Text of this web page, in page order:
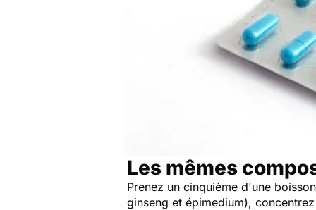
Les mêmes
Prenez un cinquième d'une
ginseng et épimedium),